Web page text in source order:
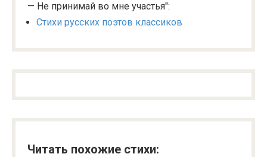
— Не принимай во мне участья":
Стихи русских поэтов классиков
Читать похожие стихи: